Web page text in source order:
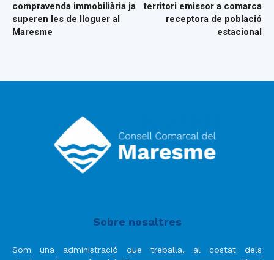
compravenda immobiliària ja
superen les de lloguer al
Maresme
territori emissor a comarca
receptora de població
estacional
Sobre nosaltres
Som una administració que treballa, al costat dels